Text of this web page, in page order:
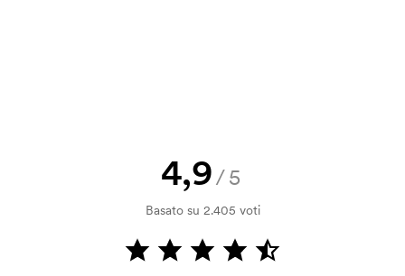
personalizzazione. Il costo iniziale
Questo costo si applica anche se
4,9/5
Basato su 2.405 voti